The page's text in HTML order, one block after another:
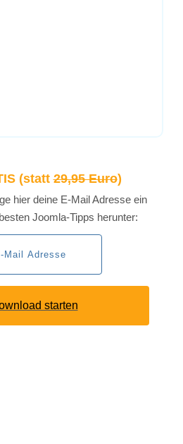
(statt29,95 Euro)
hier deine E-Mail Adresse ein
Joomla-Tipps herunter:
starten